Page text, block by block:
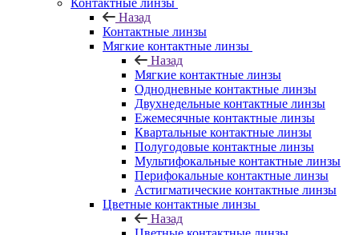
Контактные линзы
Назад
Контактные линзы
Мягкие контактные линзы
Назад
Мягкие контактные линзы
Однодневные контактные линзы
Двухнедельные контактные линзы
Ежемесячные контактные линзы
Квартальные контактные линзы
Полугодовые контактные линзы
Мультифокальные контактные линзы
Перифокальные контактные линзы
Астигматические контактные линзы
Цветные контактные линзы
Назад